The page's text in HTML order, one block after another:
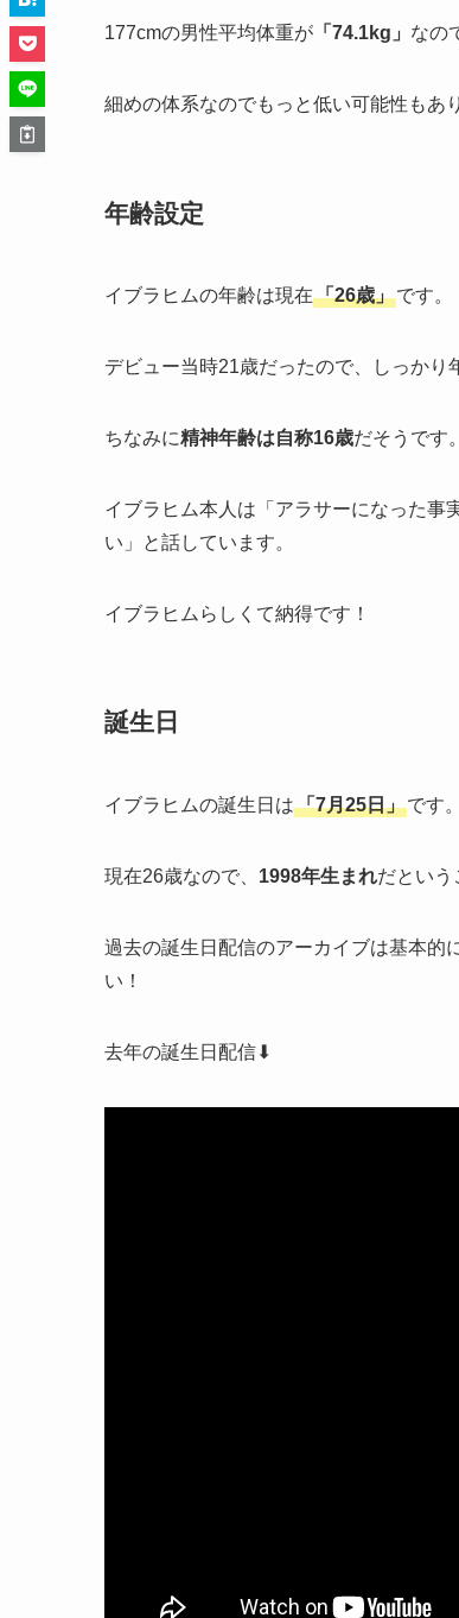
177cmの男性平均体重が 「74.1kg」 なの
細めの体系なのでもっと低い可能性もあ
年齢設定
イブラヒムの年齢は現在「26歳」です。
デビュー当時21歳だったので、しっかり
ちなみに精神年齢は自称16歳だそうです。
イブラヒム本人は「アラサーになった事
い」と話しています。
イブラヒムらしくて納得です！
誕生日
イブラヒムの誕生日は「7月25日」です。
現在26歳なので、 1998年生まれだという
過去の誕生日配信のアーカイブは基本的
い！
去年の誕生日配信⬇︎